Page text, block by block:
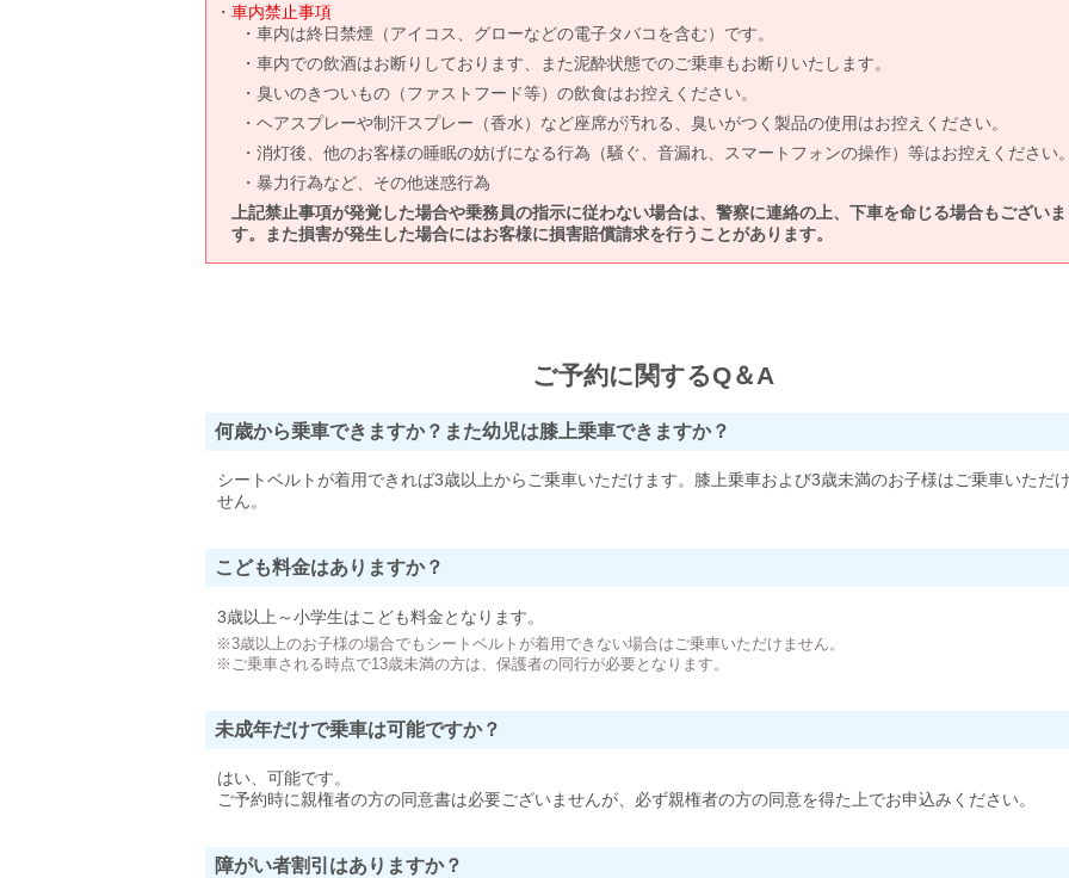
車内禁止事項
車内は終日禁煙（アイコス、グローなどの電子タバコを含む）です。
車内での飲酒はお断りしております、また泥酔状態でのご乗車もお断りいたします。
臭いのきついもの（ファストフード等）の飲食はお控えください。
ヘアスプレーや制汗スプレー（香水）など座席が汚れる、臭いがつく製品の使用はお控えください。
消灯後、他のお客様の睡眠の妨げになる行為（騒ぐ、音漏れ、スマートフォンの操作）等はお控えください
暴力行為など、その他迷惑行為
上記禁止事項が発覚した場合や乗務員の指示に従わない場合は、警察に連絡の上、下車を命じる場合もございま
す。また損害が発生した場合にはお客様に損害賠償請求を行うことがあります。
ご予約に関するQ＆A
何歳から乗車できますか？また幼児は膝上乗車できますか？
シートベルトが着用できれば3歳以上からご乗車いただけます。膝上乗車および3歳未満のお子様はご乗車いただ
せん。
こども料金はありますか？
3歳以上～小学生はこども料金となります。
※3歳以上のお子様の場合でもシートベルトが着用できない場合はご乗車いただけません。
※ご乗車される時点で13歳未満の方は、保護者の同行が必要となります。
未成年だけで乗車は可能ですか？
はい、可能です。
ご予約時に親権者の方の同意書は必要ございませんが、必ず親権者の方の同意を得た上でお申込みください。
障がい者割引はありますか？